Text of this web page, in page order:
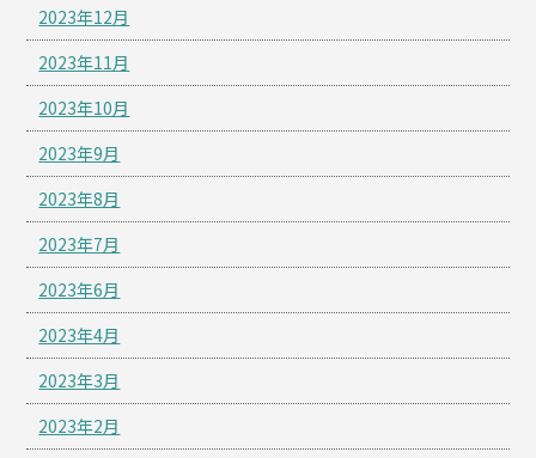
2023年12月
2023年11月
2023年10月
2023年9月
2023年8月
2023年7月
2023年6月
2023年4月
2023年3月
2023年2月